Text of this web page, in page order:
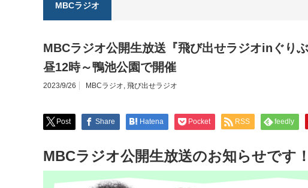
MBCラジオ
MBCラジオ公開生放送『飛び出せラジオinぐり
昼12時～鴨池公園で開催
2023/9/26 MBCラジオ, 飛び出せラジオ
Post Share Hatena Pocket RSS feedly
MBCラジオ公開生放送のお知らせです！